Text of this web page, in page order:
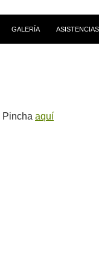
GALERÍA ASISTENCIAS
Pincha aquí